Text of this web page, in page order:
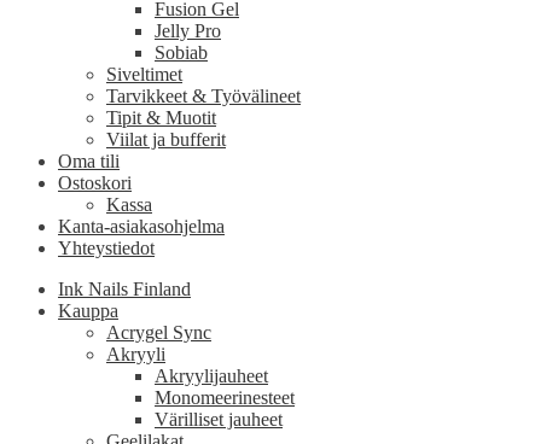
Fusion Gel
Jelly Pro
Sobiab
Siveltimet
Tarvikkeet & Työvälineet
Tipit & Muotit
Viilat ja bufferit
Oma tili
Ostoskori
Kassa
Kanta-asiakasohjelma
Yhteystiedot
Ink Nails Finland
Kauppa
Acrygel Sync
Akryyli
Akryylijauheet
Monomeerinesteet
Värilliset jauheet